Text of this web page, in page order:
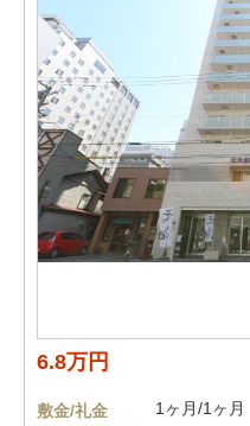
6.8万円
敷金/礼金
1ヶ月/1ヶ月